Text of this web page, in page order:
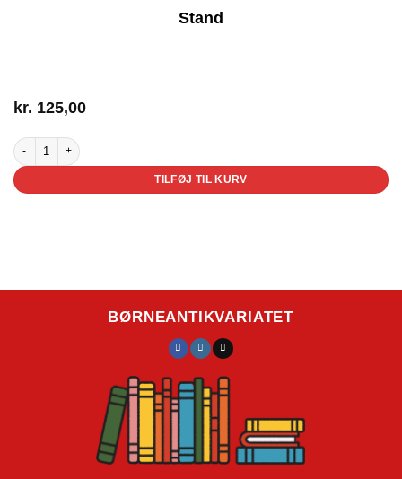
Stand
kr. 125,00
Trafikbog. Hu-hej-vilde-dyr i trafikken antal
TILFØJ TIL KURV
BØRNEANTIKVARIATET